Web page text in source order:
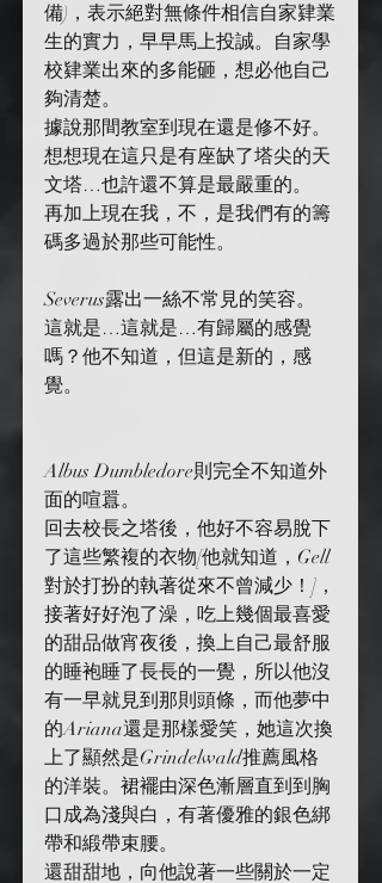
備)，表示絕對無條件相信自家肄業
生的實力，早早馬上投誠。自家學
校肄業出來的多能砸，想必他自己
夠清楚。
據說那間教室到現在還是修不好。
想想現在這只是有座缺了塔尖的天
文塔…也許還不算是最嚴重的。
再加上現在我，不，是我們有的籌
碼多過於那些可能性。
Severus露出一絲不常見的笑容。
這就是…這就是…有歸屬的感覺
嗎？他不知道，但這是新的，感
覺。
Albus Dumbledore則完全不知道外
面的喧囂。
回去校長之塔後，他好不容易脫下
了這些繁複的衣物[他就知道，Gell
對於打扮的執著從來不曾減少！]，
接著好好泡了澡，吃上幾個最喜愛
的甜品做宵夜後，換上自己最舒服
的睡袍睡了長長的一覺，所以他沒
有一早就見到那則頭條，而他夢中
的Ariana還是那樣愛笑，她這次換
上了顯然是Grindelwald推薦風格
的洋裝。裙襬由深色漸層直到到胸
口成為淺與白，有著優雅的銀色綁
帶和緞帶束腰。
還甜甜地，向他說著一些關於一定